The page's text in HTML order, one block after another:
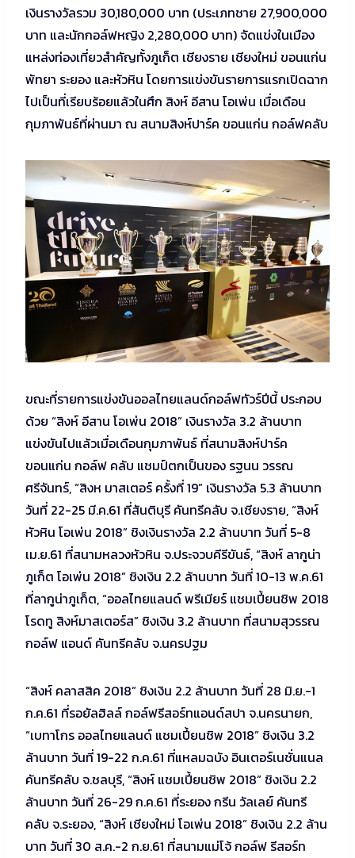
เงินรางวัลรวม 30,180,000 บาท (ประเภทชาย 27,900,000
บาท และนักกอล์ฟหญิง 2,280,000 บาท) จัดแข่งในเมือง
แหล่งท่องเที่ยวสำคัญทั้งภูเก็ต เชียงราย เชียงใหม่ ขอนแก่น
พัทยา ระยอง และหัวหิน โดยการแข่งขันรายการแรกเปิดฉาก
ไปเป็นที่เรียบร้อยแล้วในศึก สิงห์ อีสาน โอเพ่น เมื่อเดือน
กุมภาพันธ์ที่ผ่านมา ณ สนามสิงห์ปาร์ค ขอนแก่น กอล์ฟคลับ
ขณะที่รายการแข่งขันออลไทยแลนด์กอล์ฟทัวร์ปีนี้ ประกอบ
ด้วย “สิงห์ อีสาน โอเพ่น 2018” เงินรางวัล 3.2 ล้านบาท
แข่งขันไปแล้วเมื่อเดือนกุมภาพันธ์ ที่สนามสิงห์ปาร์ค
ขอนแก่น กอล์ฟ คลับ แชมป์ตกเป็นของ รฐนน วรรณ
ศรีจันทร์, “สิงห มาสเตอร์ ครั้งที่ 19” เงินรางวัล 5.3 ล้านบาท
วันที่ 22-25 มี.ค.61 ที่สันติบุรี คันทรีคลับ จ.เชียงราย, “สิงห์
หัวหิน โอเพ่น 2018” ชิงเงินรางวัล 2.2 ล้านบาท วันที่ 5-8
เม.ย.61 ที่สนามหลวงหัวหิน จ.ประจวบคีรีขันธ์, “สิงห์ ลากูน่า
ภูเก็ต โอเพ่น 2018” ชิงเงิน 2.2 ล้านบาท วันที่ 10-13 พ.ค.61
ที่ลากูน่าภูเก็ต, “ออลไทยแลนด์ พรีเมียร์ แชมเปี้ยนชิพ 2018
โรดทู สิงห์มาสเตอร์ส” ชิงเงิน 3.2 ล้านบาท ที่สนามสุวรรณ
กอล์ฟ แอนด์ คันทรีคลับ จ.นครปฐม
“สิงห์ คลาสสิค 2018” ชิงเงิน 2.2 ล้านบาท วันที่ 28 มิ.ย.-1
ก.ค.61 ที่รอยัลฮิลล์ กอล์ฟรีสอร์ทแอนด์สปา จ.นครนายก,
“เบทาโกร ออลไทยแลนด์ แชมเปี้ยนชิพ 2018” ชิงเงิน 3.2
ล้านบาท วันที่ 19-22 ก.ค.61 ที่แหลมฉบัง อินเตอร์เนชั่นแนล
คันทรีคลับ จ.ชลบุรี, “สิงห์ แชมเปี้ยนชิพ 2018” ชิงเงิน 2.2
ล้านบาท วันที่ 26-29 ก.ค.61 ที่ระยอง กรีน วัลเลย์ คันทรี
คลับ จ.ระยอง, “สิงห์ เชียงใหม่ โอเพ่น 2018” ชิงเงิน 2.2 ล้าน
บาท วันที่ 30 ส.ค.-2 ก.ย.61 ที่สนามแม่โจ้ กอล์ฟ รีสอร์ท